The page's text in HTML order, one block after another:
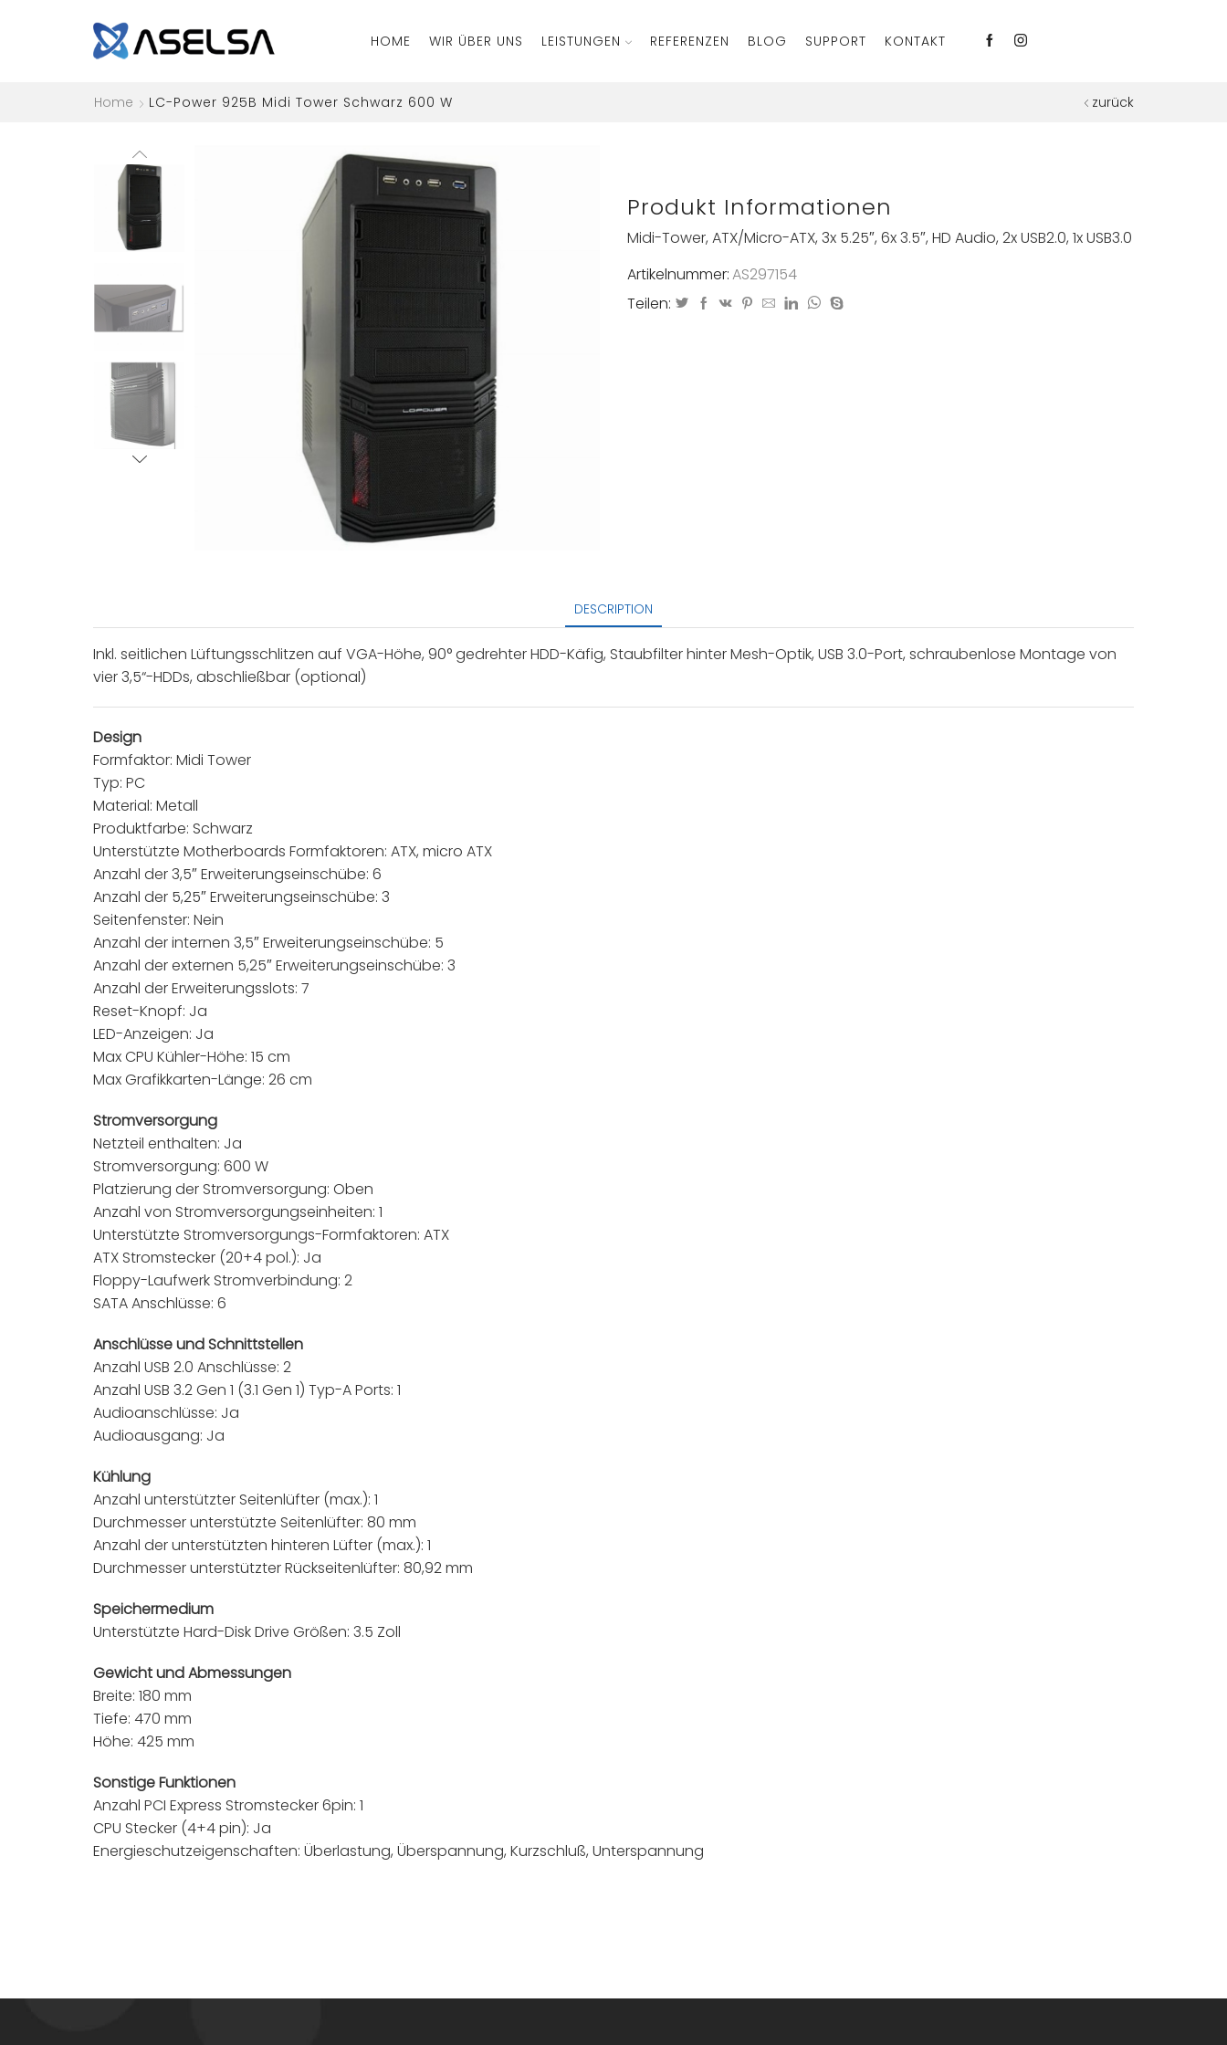
HOME WIR ÜBER UNS LEISTUNGEN REFERENZEN BLOG SUPPORT KONTAKT
Home LC-Power 925B Midi Tower Schwarz 600 W zurück
Produkt Informationen
Midi-Tower, ATX/Micro-ATX, 3x 5.25″, 6x 3.5″, HD Audio, 2x USB2.0, 1x USB3.0
Artikelnummer:AS297154
Teilen:
DESCRIPTION
Inkl. seitlichen Lüftungsschlitzen auf VGA-Höhe, 90° gedrehter HDD-Käfig, Staubfilter hinter Mesh-Optik, USB 3.0-Port, schraubenlose Montage von
vier 3,5“-HDDs, abschließbar (optional)
Design
Formfaktor: Midi Tower
Typ: PC
Material: Metall
Produktfarbe: Schwarz
Unterstützte Motherboards Formfaktoren: ATX, micro ATX
Anzahl der 3,5″ Erweiterungseinschübe: 6
Anzahl der 5,25″ Erweiterungseinschübe: 3
Seitenfenster: Nein
Anzahl der internen 3,5″ Erweiterungseinschübe: 5
Anzahl der externen 5,25″ Erweiterungseinschübe: 3
Anzahl der Erweiterungsslots: 7
Reset-Knopf: Ja
LED-Anzeigen: Ja
Max CPU Kühler-Höhe: 15 cm
Max Grafikkarten-Länge: 26 cm
Stromversorgung
Netzteil enthalten: Ja
Stromversorgung: 600 W
Platzierung der Stromversorgung: Oben
Anzahl von Stromversorgungseinheiten: 1
Unterstützte Stromversorgungs-Formfaktoren: ATX
ATX Stromstecker (20+4 pol.): Ja
Floppy-Laufwerk Stromverbindung: 2
SATA Anschlüsse: 6
Anschlüsse und Schnittstellen
Anzahl USB 2.0 Anschlüsse: 2
Anzahl USB 3.2 Gen 1 (3.1 Gen 1) Typ-A Ports: 1
Audioanschlüsse: Ja
Audioausgang: Ja
Kühlung
Anzahl unterstützter Seitenlüfter (max.): 1
Durchmesser unterstützte Seitenlüfter: 80 mm
Anzahl der unterstützten hinteren Lüfter (max.): 1
Durchmesser unterstützter Rückseitenlüfter: 80,92 mm
Speichermedium
Unterstützte Hard-Disk Drive Größen: 3.5 Zoll
Gewicht und Abmessungen
Breite: 180 mm
Tiefe: 470 mm
Höhe: 425 mm
Sonstige Funktionen
Anzahl PCI Express Stromstecker 6pin: 1
CPU Stecker (4+4 pin): Ja
Energieschutzeigenschaften: Überlastung, Überspannung, Kurzschluß, Unterspannung